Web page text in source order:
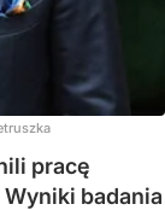
pracę
Wyniki badania